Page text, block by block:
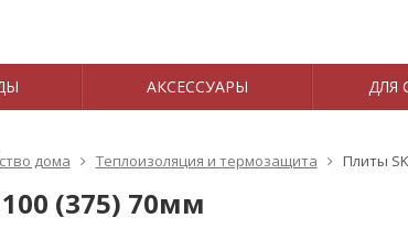
АКСЕССУАРЫ ДЛЯ
дома Теплоизоляция и термозащита Плиты
(375) 70мм